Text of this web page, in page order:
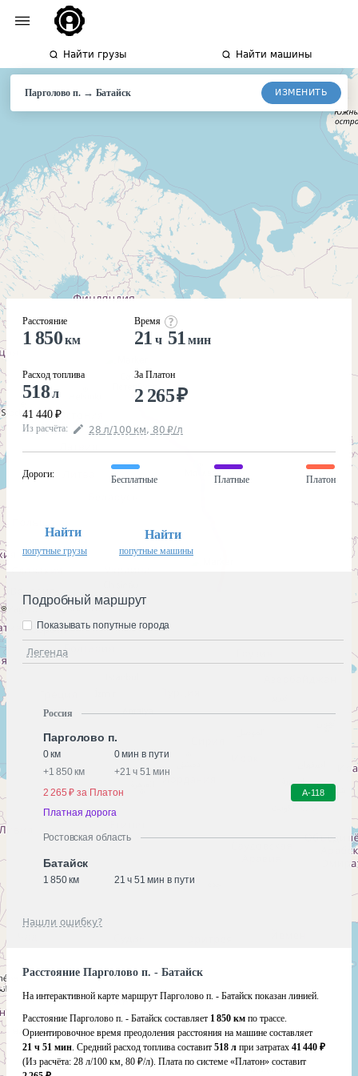
Найти грузы Найти машины
Парголово п.→ Батайск ИЗМЕНИТЬ
Расстояние
1 850км
Расход топлива
518л
41 440 ₽
Время
21 ч 51 мин
За Платон
2 265₽
Из расчёта: 28 л/100 км, 80 ₽/л
Дороги:
Бесплатные Платные Платон
Найти
попутные грузы
Найти
попутные машины
Подробный маршрут
Легенда
Показывать попутные города
Россия
Парголово п.
0 км
0 мин в пути
+1 850 км +21 ч 51 мин
2 265 ₽ за Платон
А-118
Платная дорога
Ростовская область
Батайск
1 850 км 21 ч 51 мин в пути
Нашли ошибку?
Расстояние Парголово п. - Батайск
На интерактивной карте маршрут Парголово п. - Батайск показан линией.
Расстояние Парголово п. - Батайск составляет 1 850 км по трассе.
Ориентировочное время преодоления расстояния на машине составляет
21 ч 51 мин. Средний расход топлива составит 518 л при затратах 41 440 ₽
(Из расчёта: 28 л/100 км, 80 ₽/л). Плата по системе «Платон» составит